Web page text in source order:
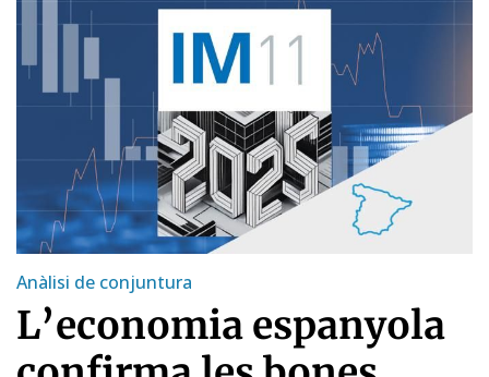
Anàlisi de conjuntura
L’economia espanyola